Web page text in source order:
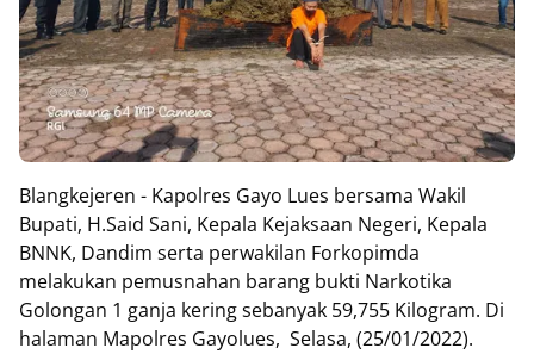
Blangkejeren - Kapolres Gayo Lues bersama Wakil
Bupati, H.Said Sani, Kepala Kejaksaan Negeri, Kepala
BNNK, Dandim serta perwakilan Forkopimda
melakukan pemusnahan barang bukti Narkotika
Golongan 1 ganja kering sebanyak 59,755 Kilogram. Di
halaman Mapolres Gayolues, Selasa, (25/01/2022).